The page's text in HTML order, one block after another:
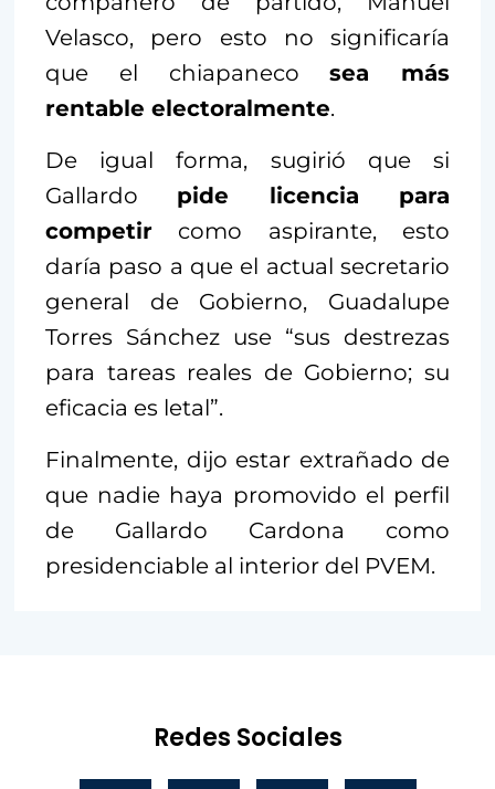
Velasco, pero esto no significaría
que el chiapanecosea más
rentable electoralmente.
De igual forma, sugirió que si
Gallardo pide licencia para
competir como aspirante, esto
daría paso a que el actual secretario
general de Gobierno, Guadalupe
Torres Sánchez use “sus destrezas
para tareas reales de Gobierno; su
eficacia es letal”.
Finalmente, dijo estar extrañado de
que nadie haya promovido el perfil
de Gallardo Cardona como
presidenciable al interior del PVEM.
Redes Sociales